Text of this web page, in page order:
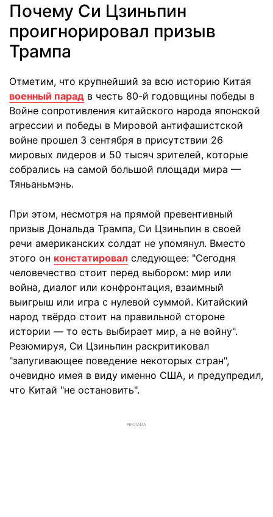
Почему Си Цзиньпин
проигнорировал призыв
Трампа
Отметим, что крупнейший за всю историю Китая
военный парад в честь 80-й годовщины победы в
Войне сопротивления китайского народа японской
агрессии и победы в Мировой антифашистской
войне прошел 3 сентября в присутствии 26
мировых лидеров и 50 тысяч зрителей, которые
собрались на самой большой площади мира —
Тяньаньмэнь.
При этом, несмотря на прямой превентивный
призыв Дональда Трампа, Си Цзиньпин в своей
речи американских солдат не упомянул. Вместо
этого он констатировал следующее: "Сегодня
человечество стоит перед выбором: мир или
война, диалог или конфронтация, взаимный
выигрыш или игра с нулевой суммой. Китайский
народ твёрдо стоит на правильной стороне
истории — то есть выбирает мир, а не войну".
Резюмируя, Си Цзиньпин раскритиковал
"запугивающее поведение некоторых стран",
очевидно имея в виду именно США, и предупредил,
что Китай "не остановить".
РЕКЛАМА